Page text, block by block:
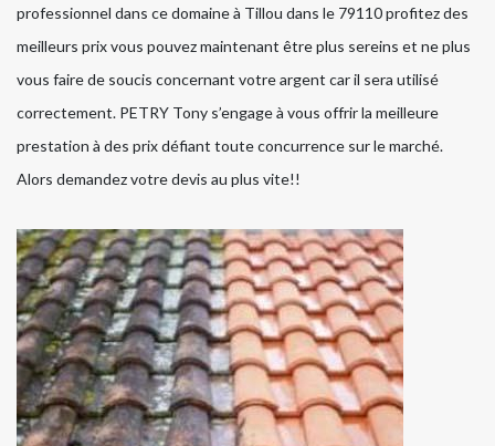
professionnel dans ce domaine à Tillou dans le 79110 profitez des
meilleurs prix vous pouvez maintenant être plus sereins et ne plus
vous faire de soucis concernant votre argent car il sera utilisé
correctement. PETRY Tony s’engage à vous offrir la meilleure
prestation à des prix défiant toute concurrence sur le marché.
Alors demandez votre devis au plus vite!!